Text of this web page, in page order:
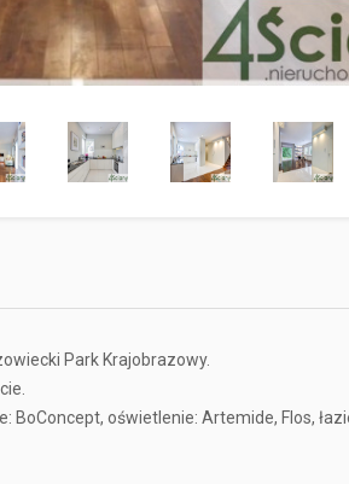
Park Krajobrazowy.
BoConcept, oświetlenie: Artemide, Flos,